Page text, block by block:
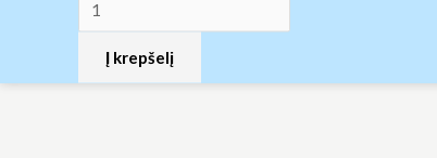
€104.00.€99.00.
plast
vandens
nuleidimo
Į krepšelį